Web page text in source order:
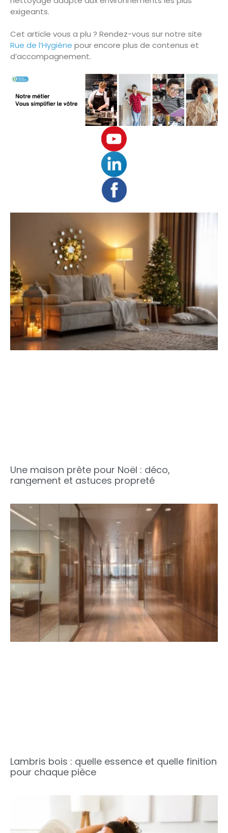
exigeants.
Cet article vous a plu ? Rendez-vous sur notre site
Rue de l’Hygiène pour encore plus de contenus et
d’accompagnement.
Une maison prête pour Noël : déco,
rangement et astuces propreté
Lambris bois : quelle essence et quelle finition
pour chaque pièce